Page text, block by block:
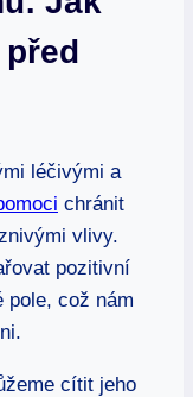
léčivými a
chránit
vlivy.
pozitivní
pole, což nám
cítit jeho